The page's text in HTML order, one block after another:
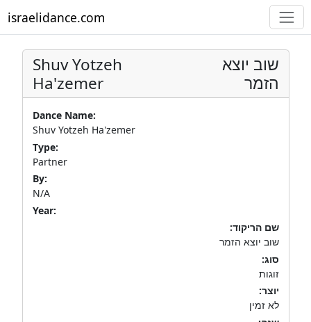
israelidance.com
Shuv Yotzeh
Ha'zemer
שוב יוצא
הזמר
Dance Name:
Shuv Yotzeh Ha'zemer
Type:
Partner
By:
N/A
Year:
שם הריקוד:
שוב יוצא הזמר
סוג:
זוגות
יוצר:
לא זמין